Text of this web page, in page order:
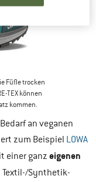
Füße trocken
TEX können
kommen.
an veganen
zum Beispiel LOWA
einer ganz eigenen
Textil-/Synthetik-